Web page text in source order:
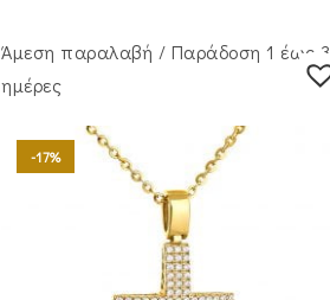
Άμεση παραλαβή / Παράδoση 1 έως 3
ημέρες
-17%